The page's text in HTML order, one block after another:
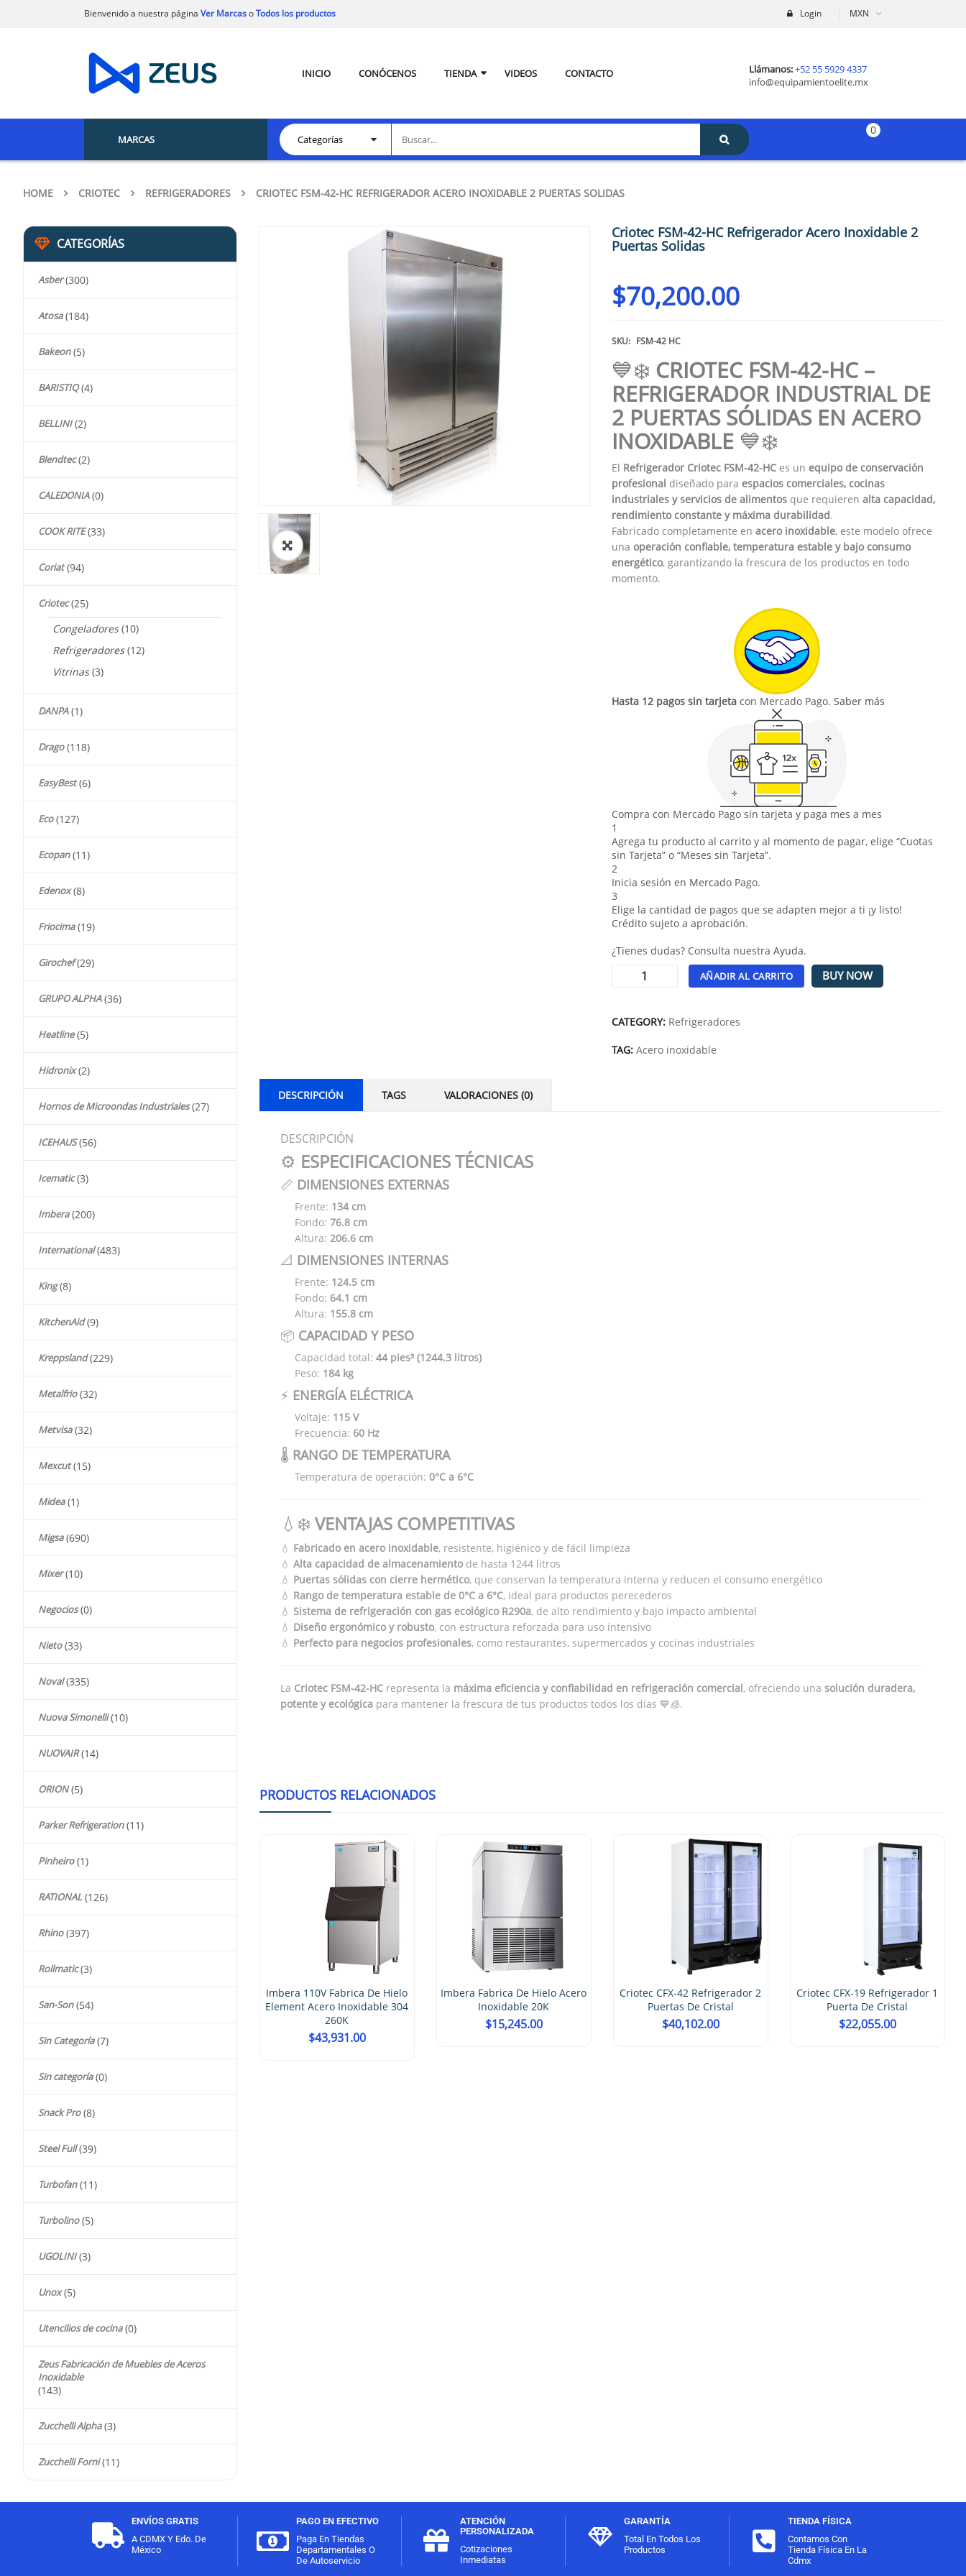
MXN
Login
Bienvenido a nuestra página Ver MarcasoTodos los productos
INICIO CONÓCENOS TIENDA VIDEOS CONTACTO Llámanos:+52 55 5929 4337
info@equipamientoelite.mx
MARCAS
0
HOME CRIOTEC REFRIGERADORES CRIOTEC FSM-42-HC REFRIGERADOR ACERO INOXIDABLE 2 PUERTAS SOLIDAS
CATEGORÍAS
Asber (300)
Atosa (184)
Bakeon (5)
BARISTIQ (4)
BELLINI (2)
Blendtec (2)
CALEDONIA (0)
COOK RITE (33)
Coriat (94)
Criotec (25)
Congeladores (10)
Refrigeradores (12)
Vitrinas (3)
DANPA (1)
Drago (118)
EasyBest (6)
Eco (127)
Ecopan (11)
Edenox (8)
Friocima (19)
Girochef (29)
GRUPO ALPHA (36)
Heatline (5)
Hidronix (2)
Hornos de Microondas Industriales (27)
ICEHAUS (56)
Icematic (3)
Imbera (200)
International (483)
King (8)
KitchenAid (9)
Kreppsland (229)
Metalfrio (32)
Metvisa (32)
Mexcut (15)
Midea (1)
Migsa (690)
Mixer (10)
Negocios (0)
Nieto (33)
Noval (335)
Nuova Simonelli (10)
NUOVAIR (14)
ORION (5)
Parker Refrigeration (11)
Pinheiro (1)
RATIONAL (126)
Rhino (397)
Rollmatic (3)
San-Son (54)
Sin Categoría (7)
Sin categoría (0)
Snack Pro (8)
Steel Full (39)
Turbofan (11)
Turbolino (5)
UGOLINI (3)
Unox (5)
Utencilios de cocina (0)
Zeus Fabricación de Muebles de Aceros
Inoxidable
(143)
Zucchelli Alpha (3)
Zucchelli Forni (11)
🔍
Criotec FSM-42-HC Refrigerador Acero Inoxidable 2
Puertas Solidas
$70,200.00
SKU: FSM-42 HC
💙❄️ CRIOTEC FSM-42-HC –
REFRIGERADOR INDUSTRIAL DE
2 PUERTAS SÓLIDAS EN ACERO
INOXIDABLE 💙❄️
El Refrigerador Criotec FSM-42-HCes un equipo de conservación
profesional diseñado para espacios comerciales, cocinas
industriales y servicios de alimentosque requieren alta capacidad,
rendimiento constante y máxima durabilidad.
Fabricado completamente en acero inoxidable, este modelo ofrece
una operación confiable, temperatura estable y bajo consumo
energético, garantizando la frescura de los productos en todo
momento.
Hasta 12 pagos sin tarjetacon Mercado Pago. Saber más
Compra con Mercado Pago sin tarjeta y paga mes a mes
1
Agrega tu producto al carrito y al momento de pagar, elige “Cuotas
sin Tarjeta” o “Meses sin Tarjeta”.
2
Inicia sesión en Mercado Pago.
3
Elige la cantidad de pagos que se adapten mejor a ti ¡y listo!
Crédito sujeto a aprobación.
¿Tienes dudas? Consulta nuestra Ayuda.
AÑADIR AL CARRITO BUY NOW
CATEGORY: Refrigeradores
TAG: Acero inoxidable
DESCRIPCIÓN TAGS VALORACIONES (0)
DESCRIPCIÓN
⚙️ ESPECIFICACIONES TÉCNICAS
📏 DIMENSIONES EXTERNAS
Frente: 134 cm
Fondo: 76.8 cm
Altura: 206.6 cm
📐 DIMENSIONES INTERNAS
Frente: 124.5 cm
Fondo: 64.1 cm
Altura: 155.8 cm
📦 CAPACIDAD Y PESO
Capacidad total: 44 pies³ (1244.3 litros)
Peso: 184 kg
⚡ ENERGÍA ELÉCTRICA
Voltaje: 115 V
Frecuencia: 60 Hz
🌡️ RANGO DE TEMPERATURA
Temperatura de operación: 0°C a 6°C
💧❄️ VENTAJAS COMPETITIVAS
💧 Fabricado en acero inoxidable, resistente, higiénico y de fácil limpieza
💧 Alta capacidad de almacenamientode hasta 1244 litros
💧 Puertas sólidas con cierre hermético, que conservan la temperatura interna y reducen el consumo energético
💧 Rango de temperatura estable de 0°C a 6°C, ideal para productos perecederos
💧 Sistema de refrigeración con gas ecológico R290a, de alto rendimiento y bajo impacto ambiental
💧 Diseño ergonómico y robusto, con estructura reforzada para uso intensivo
💧 Perfecto para negocios profesionales, como restaurantes, supermercados y cocinas industriales
La Criotec FSM-42-HCrepresenta la máxima eficiencia y confiabilidad en refrigeración comercial, ofreciendo una solución duradera,
potente y ecológica para mantener la frescura de tus productos todos los días 💙🧊.
PRODUCTOS RELACIONADOS
Imbera Fabrica De Hielo Acero
Inoxidable 20K
15,245.00
Criotec CFX-42 Refrigerador 2
Puertas De Cristal
$40,102.00
Criotec CFX-19 Refrigerador 1
Puerta De Cristal
$22,055.00
Criotec CFX-08 Refrigerador 1
Puerta De Cristal
17,794.00
ENVÍOS GRATIS
A CDMX Y Edo. De
México
PAGO EN EFECTIVO
Paga En Tiendas
Departamentales O
De Autoservicio
ATENCIÓN
PERSONALIZADA
Cotizaciones
Inmediatas
GARANTÍA
Total En Todos Los
Productos
TIENDA FÍSICA
Contamos Con
Tienda Física En La
Cdmx